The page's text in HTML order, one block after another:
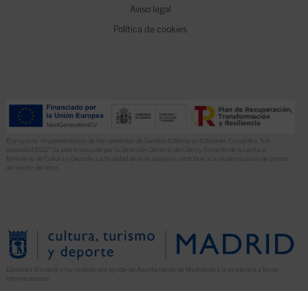
Aviso legal
Política de cookies
El proyecto “Implementación de herramientas de Gestión Editorial en Ediciones Encuentro, S.A.
anualidad 2022” ha sido financiado por la Dirección General del Libro y Fomento de la Lectura,
Ministerio de Cultura y Deporte. La finalidad de este apoyo es contribuir a la modernización de pymes
del sector del libro.
Ediciones Encuentro ha recibido una ayuda del Ayuntamiento de Madrid para la asistencia a ferias